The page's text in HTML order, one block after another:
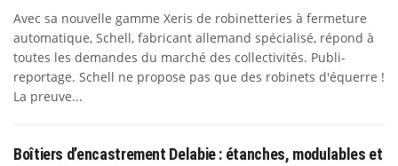
Avec sa nouvelle gamme Xeris de robinetteries à fermeture
automatique, Schell, fabricant allemand spécialisé, répond à
toutes les demandes du marché des collectivités. Publi-
reportage. Schell ne propose pas que des robinets d'équerre !
La preuve...
Boîtiers d’encastrement Delabie : étanches, modulables et